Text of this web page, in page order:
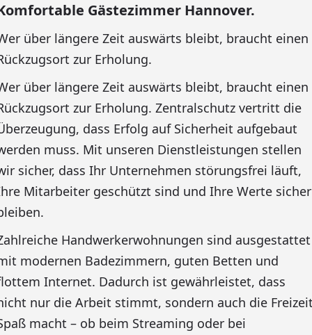
Gästezimmer Hannover.
über längere Zeit auswärts bleibt, braucht einen
zur Erholung.
über längere Zeit auswärts bleibt, braucht einen
zur Erholung. Zentralschutz vertritt die
dass Erfolg auf Sicherheit aufgebaut
muss. Mit unseren Dienstleistungen stellen
sicher, dass Ihr Unternehmen störungsfrei läuft,
Mitarbeiter geschützt sind und Ihre Werte sicher
Handwerkerwohnungen sind ausgestattet
modernen Badezimmern, guten Betten und
Internet. Dadurch ist gewährleistet, dass
nur die Arbeit stimmt, sondern auch die
macht – ob beim Streaming oder bei